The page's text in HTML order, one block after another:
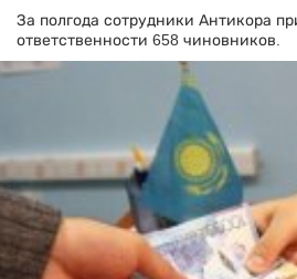
За полгода сотрудники Антикора
ответственности 658 чиновников.